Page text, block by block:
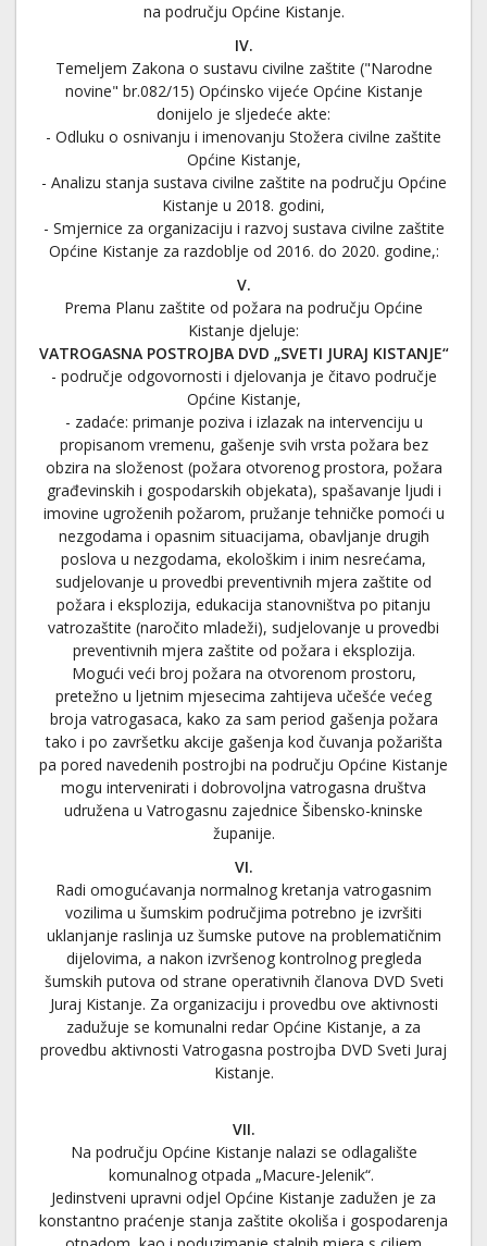
na području Općine Kistanje.
IV.
Temeljem Zakona o sustavu civilne zaštite ("Narodne
novine" br.082/15) Općinsko vijeće Općine Kistanje
donijelo je sljedeće akte:
- Odluku o osnivanju i imenovanju Stožera civilne zaštite
Općine Kistanje,
- Analizu stanja sustava civilne zaštite na području Općine
Kistanje u 2018. godini,
- Smjernice za organizaciju i razvoj sustava civilne zaštite
Općine Kistanje za razdoblje od 2016. do 2020. godine,:
V.
Prema Planu zaštite od požara na području Općine
Kistanje djeluje:
VATROGASNA POSTROJBA DVD „SVETI JURAJ KISTANJE“
- područje odgovornosti i djelovanja je čitavo područje
Općine Kistanje,
- zadaće: primanje poziva i izlazak na intervenciju u
propisanom vremenu, gašenje svih vrsta požara bez
obzira na složenost (požara otvorenog prostora, požara
građevinskih i gospodarskih objekata), spašavanje ljudi i
imovine ugroženih požarom, pružanje tehničke pomoći u
nezgodama i opasnim situacijama, obavljanje drugih
poslova u nezgodama, ekološkim i inim nesrećama,
sudjelovanje u provedbi preventivnih mjera zaštite od
požara i eksplozija, edukacija stanovništva po pitanju
vatrozaštite (naročito mladeži), sudjelovanje u provedbi
preventivnih mjera zaštite od požara i eksplozija.
Mogući veći broj požara na otvorenom prostoru,
pretežno u ljetnim mjesecima zahtijeva učešće većeg
broja vatrogasaca, kako za sam period gašenja požara
tako i po završetku akcije gašenja kod čuvanja požarišta
pa pored navedenih postrojbi na području Općine Kistanje
mogu intervenirati i dobrovoljna vatrogasna društva
udružena u Vatrogasnu zajednice Šibensko-kninske
županije.
VI.
Radi omogućavanja normalnog kretanja vatrogasnim
vozilima u šumskim područjima potrebno je izvršiti
uklanjanje raslinja uz šumske putove na problematičnim
dijelovima, a nakon izvršenog kontrolnog pregleda
šumskih putova od strane operativnih članova DVD Sveti
Juraj Kistanje. Za organizaciju i provedbu ove aktivnosti
zadužuje se komunalni redar Općine Kistanje, a za
provedbu aktivnosti Vatrogasna postrojba DVD Sveti Juraj
Kistanje.
VII.
Na području Općine Kistanje nalazi se odlagalište
komunalnog otpada „Macure-Jelenik“.
Jedinstveni upravni odjel Općine Kistanje zadužen je za
konstantno praćenje stanja zaštite okoliša i gospodarenja